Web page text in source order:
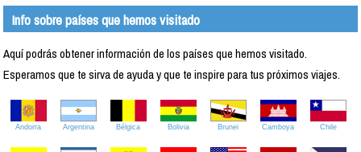
Info sobre países que hemos visitado
Aquí podrás obtener información de los países que hemos visitado.
Esperamos que te sirva de ayuda y que te inspire para tus próximos viajes.
Andorra Argentina Bélgica Bolivia Brunei Camboya Chile